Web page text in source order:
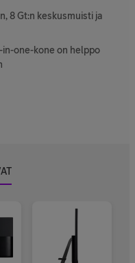
8 Gt:n keskusmuisti ja
in-one-kone on helppo